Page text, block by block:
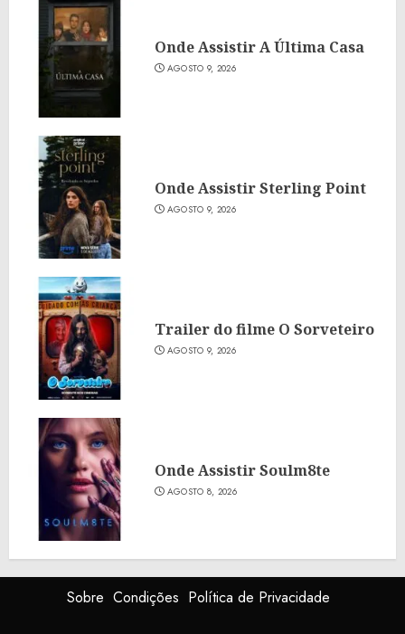
Onde Assistir A Última Casa
AGOSTO 9, 2026
Onde Assistir Sterling Point
AGOSTO 9, 2026
Trailer do filme O Sorveteiro
AGOSTO 9, 2026
Onde Assistir Soulm8te
AGOSTO 8, 2026
Sobre Condições Política de Privacidade